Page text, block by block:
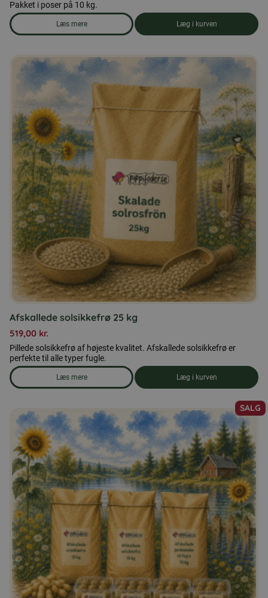
Pakket i poser på 10 kg.
Læs mere
om produkten Afskallede jordnødder til fugle 10 kg
Læg i kurven
Afskallede solsikkefrø 25 kg
519,00 kr.
Pillede solsikkefrø af højeste kvalitet. Afskallede solsikkefrø er
perfekte til alle typer fugle.
Læs mere
om produkten Afskallede solsikkefrø 25 kg
Læg i kurven
SALG